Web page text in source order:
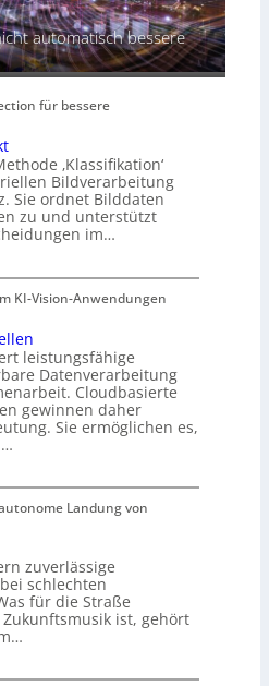
automatisch bessere
für bessere
‚Klassifikation‘
Bildverarbeitung
Sie ordnet Bilddaten
zu und unterstützt
im…
KI-Vision-Anwendungen
leistungsfähige
Datenverarbeitung
Cloudbasierte
gewinnen daher
Sie ermöglichen es,
Landung von
zuverlässige
schlechten
für die Straße
ist, gehört